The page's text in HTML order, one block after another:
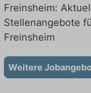
Freinsheim:
Stellenangebote
Freinsheim
Weitere